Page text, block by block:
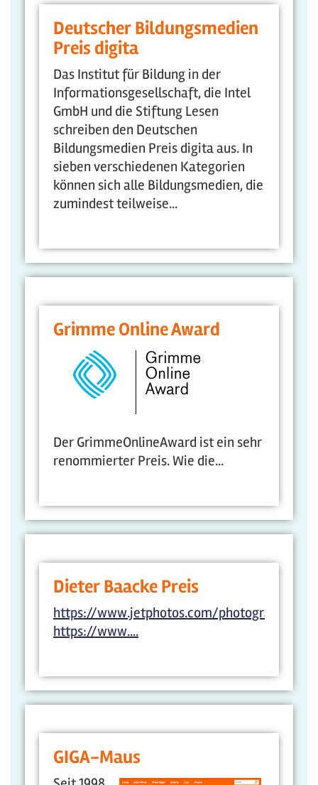
Deutscher Bildungsmedien
Preis digita
Das Institut für Bildung in der
Informationsgesellschaft, die Intel
GmbH und die Stiftung Lesen
schreiben den Deutschen
Bildungsmedien Preis digita aus. In
sieben verschiedenen Kategorien
können sich alle Bildungsmedien, die
zumindest teilweise...
Grimme Online Award
Der GrimmeOnlineAward ist ein sehr
renommierter Preis. Wie die...
Dieter Baacke Preis
https://www.jetphotos.com/photographer/
https://www....
GIGA-Maus